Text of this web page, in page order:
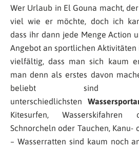
Wer Urlaub in El Gouna macht,
viel wie er möchte, doch ich
dass ihr dann jede Menge Action
Angebot an sportlichen Aktivitäten
vielfältig, dass man sich kaum
man denn als erstes davon
beliebt sind
unterschiedlichsten
Kitesurfen, Wasserskifahren
Schnorcheln oder Tauchen, Kanu-
– Wasserratten sind kaum noch